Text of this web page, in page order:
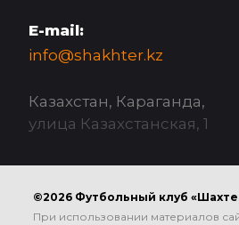
E-mail:
info@shakhter.kz
Казахстан, Караганда,
улица Казахстанская, 1
©2026 Футбольный клуб
При использовании материалов